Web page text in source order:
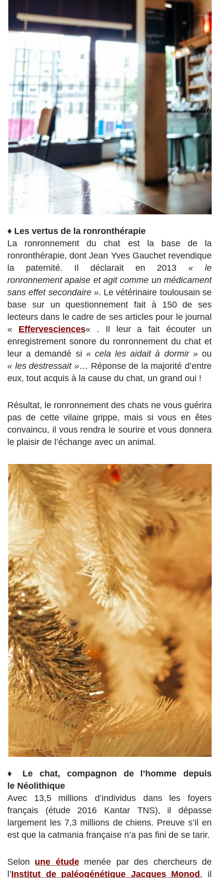
♦ Les vertus de la ronronthérapie
La ronronnement du chat est la base de la
ronronthérapie, dont Jean Yves Gauchet revendique
la paternité. Il déclarait en 2013 « le
ronronnement apaise et agit comme un médicament
sans effet secondaire ». Le vétérinaire toulousain se
base sur un questionnement fait à 150 de ses
lecteurs dans le cadre de ses articles pour le journal
« Effervesciences« . Il leur a fait écouter un
enregistrement sonore du ronronnement du chat et
leur a demandé si « cela les aidait à dormir »ou
« les destressait »… Réponse de la majorité d’entre
eux, tout acquis à la cause du chat, un grand oui !
Résultat, le ronronnement des chats ne vous guérira
pas de cette vilaine grippe, mais si vous en êtes
convaincu, il vous rendra le sourire et vous donnera
le plaisir de l’échange avec un animal.
♦ Le chat, compagnon de l’homme depuis
le Néolithique
Avec 13,5 millions d’individus dans les foyers
français (étude 2016 Kantar TNS), il dépasse
largement les 7,3 millions de chiens. Preuve s’il en
est que la catmania française n’a pas fini de se tarir.
Selon une étudemenée par des chercheurs de
l’Institut de paléogénétique Jacques Monod, il